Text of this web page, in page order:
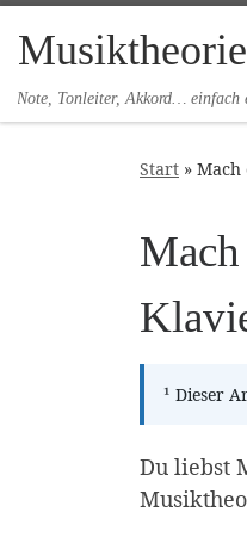
Zum Inhalt springen
Musiktheorie
Note, Tonleiter, Akkord… einfach
Start »
¹ Dieser
Du liebst